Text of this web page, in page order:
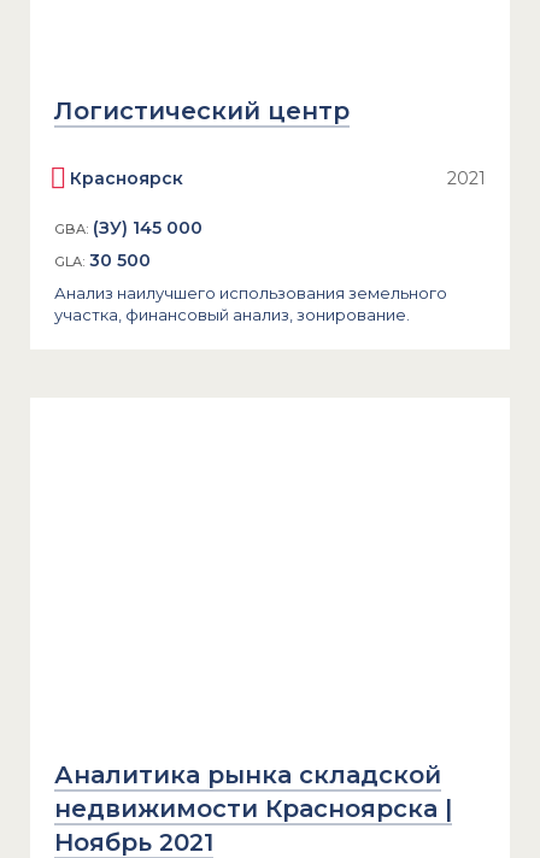
Логистический центр
Красноярск 2021
GBA: (ЗУ) 145 000
GLA: 30 500
Анализ наилучшего использования земельного
участка, финансовый анализ, зонирование.
Аналитика рынка складской
недвижимости Красноярска |
Ноябрь 2021